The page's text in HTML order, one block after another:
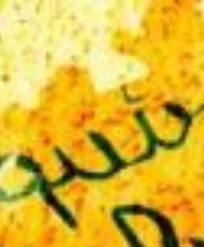
NA MÍDIAEVENTOSPRODUTOS